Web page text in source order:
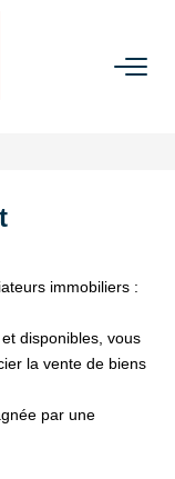
immobiliers :
disponibles, vous
la vente de biens
par une